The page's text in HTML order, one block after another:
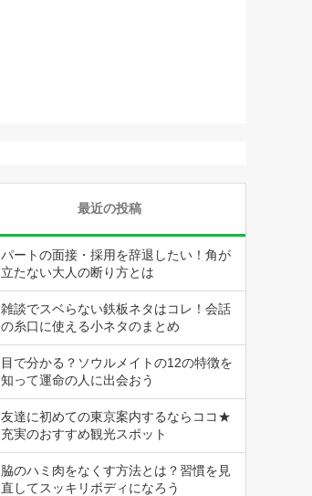
最近の投稿
パートの面接・採用を辞退したい！角が
立たない大人の断り方とは
雑談でスベらない鉄板ネタはコレ！会話
の糸口に使える小ネタのまとめ
目で分かる？ソウルメイトの12の特徴を
知って運命の人に出会おう
友達に初めての東京案内するならココ★
充実のおすすめ観光スポット
脇のハミ肉をなくす方法とは？習慣を見
直してスッキリボディになろう